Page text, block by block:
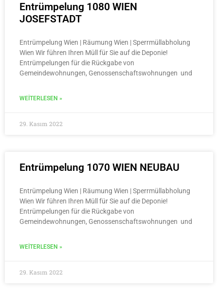
Entrümpelung 1080 WIEN
JOSEFSTADT
Entrümpelung Wien | Räumung Wien | Sperrmüllabholung
Wien Wir führen Ihren Müll für Sie auf die Deponie!
Entrümpelungen für die Rückgabe von
Gemeindewohnungen, Genossenschaftswohnungen und
WEITERLESEN »
29. Kasım 2022
Entrümpelung 1070 WIEN NEUBAU
Entrümpelung Wien | Räumung Wien | Sperrmüllabholung
Wien Wir führen Ihren Müll für Sie auf die Deponie!
Entrümpelungen für die Rückgabe von
Gemeindewohnungen, Genossenschaftswohnungen und
WEITERLESEN »
29. Kasım 2022